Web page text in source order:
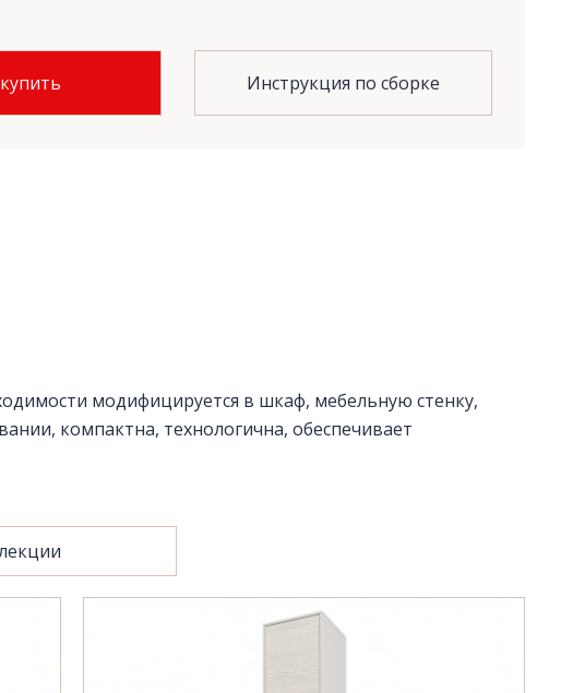
Инструкция по сборке
модифицируется в шкаф, мебельную стенку,
компактна, технологична, обеспечивает